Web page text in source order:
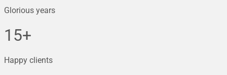
Glorious years
15+
Happy clients